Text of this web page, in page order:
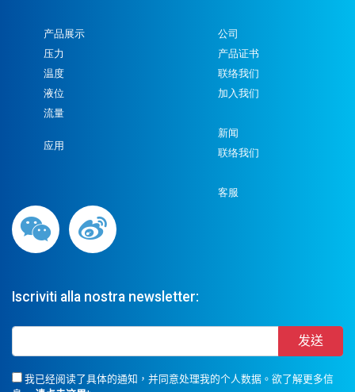
产品展示
压力
温度
液位
流量
应用
公司
产品证书
联络我们
加入我们
新闻
联络我们
客服
Iscriviti alla nostra newsletter:
我已经阅读了具体的通知，并同意处理我的个人数据。欲了解更多信